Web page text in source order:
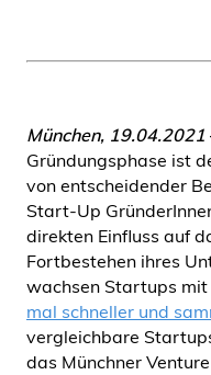
München, 19.04.2021
Gründungsphase ist
von entscheidender
Start-Up
direkten Einfluss auf
Fortbestehen ihres
wachsen Startups
mal schneller und
vergleichbare
das Münchner